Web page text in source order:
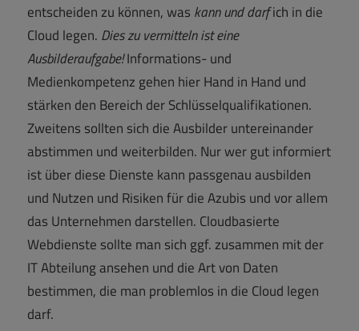
entscheiden zu können, was kann und darfich in die
Cloud legen. Dies zu vermitteln ist eine
Ausbilderaufgabe!Informations- und
Medienkompetenz gehen hier Hand in Hand und
stärken den Bereich der Schlüsselqualifikationen.
Zweitens sollten sich die Ausbilder untereinander
abstimmen und weiterbilden. Nur wer gut informiert
ist über diese Dienste kann passgenau ausbilden
und Nutzen und Risiken für die Azubis und vor allem
das Unternehmen darstellen. Cloudbasierte
Webdienste sollte man sich ggf. zusammen mit der
IT Abteilung ansehen und die Art von Daten
bestimmen, die man problemlos in die Cloud legen
darf.